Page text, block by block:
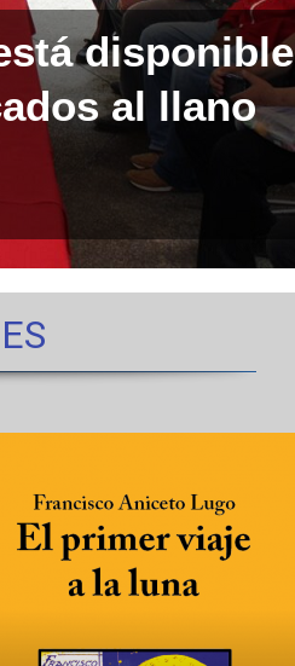
disponible
al llano